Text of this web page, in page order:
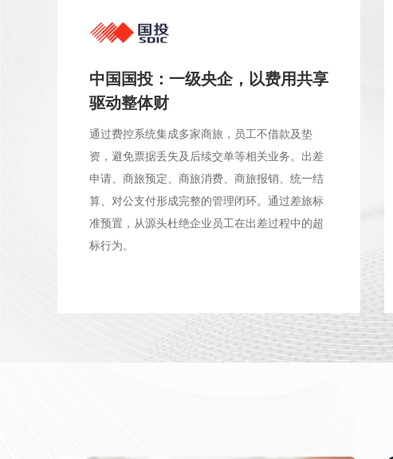
中国国投：一级央企，以费用共享
驱动整体财
通过费控系统集成多家商旅，员工不借款及垫
资，避免票据丢失及后续交单等相关业务。出差
申请、商旅预定、商旅消费、商旅报销、统一结
算、对公支付形成完整的管理闭环。通过差旅标
准预置，从源头杜绝企业员工在出差过程中的超
标行为。